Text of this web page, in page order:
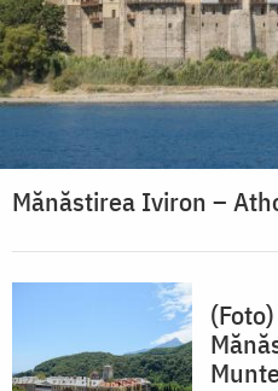
Mănăstirea Iviron –